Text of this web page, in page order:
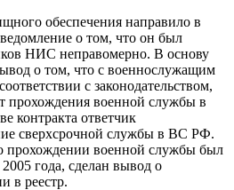
обеспечения направило в
о том, что он был
НИС неправомерно. В основу
о том, что с военнослужащим
с законодательством,
прохождения военной службы в
контракта ответчик
сверхсрочной службы в ВС РФ.
прохождении военной службы был
года, сделан вывод о
в реестр.